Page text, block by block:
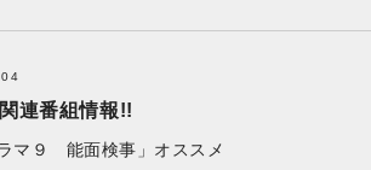
関連番組情報!!
マ９ 能面検事」オススメ